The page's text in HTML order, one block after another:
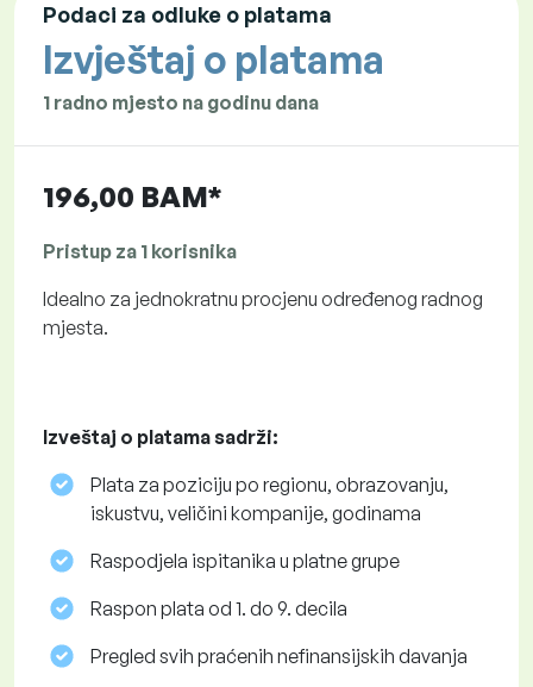
Podaci za odluke o platama
Izvještaj o platama
1 radno mjesto na godinu dana
196,00 BAM*
Pristup za 1 korisnika
Idealno za jednokratnu procjenu određenog radnog
mjesta.
Izveštaj o platama sadrži:
Plata za poziciju po regionu, obrazovanju,
iskustvu, veličini kompanije, godinama
Raspodjela ispitanika u platne grupe
Raspon plata od 1. do 9. decila
Pregled svih praćenih nefinansijskih davanja